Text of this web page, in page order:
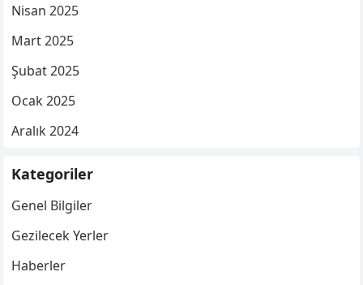
Nisan 2025
Mart 2025
Şubat 2025
Ocak 2025
Aralık 2024
Kategoriler
Genel Bilgiler
Gezilecek Yerler
Haberler